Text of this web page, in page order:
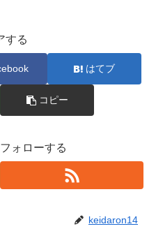
する
はてブ
コピー
ォローする
keidaron14